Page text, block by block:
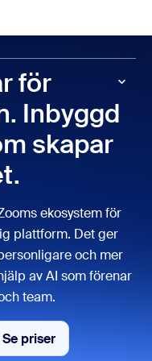
för
Inbyggd
skapar
ekosystem för
plattform. Det ger
och mer
av AI som förenar
team.
Se priser
Se priser